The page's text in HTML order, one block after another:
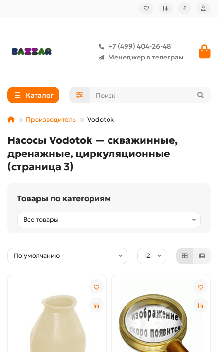
₽
+7 (499) 404-26-48
Менеджер в телеграм
Каталог
Производитель Vodotok
Насосы Vodotok — скважинные,
дренажные, циркуляционные
(страница 3)
Товары по категориям